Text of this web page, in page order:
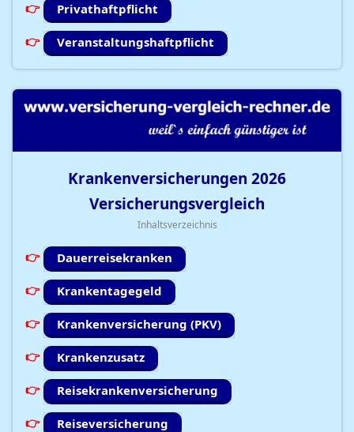
Privathaftpflicht
Veranstaltungshaftpflicht
Krankenversicherungen 2026
Versicherungsvergleich
Inhaltsverzeichnis
Dauerreisekranken
Krankentagegeld
Krankenversicherung (PKV)
Krankenzusatz
Reisekrankenversicherung
Reiseversicherung